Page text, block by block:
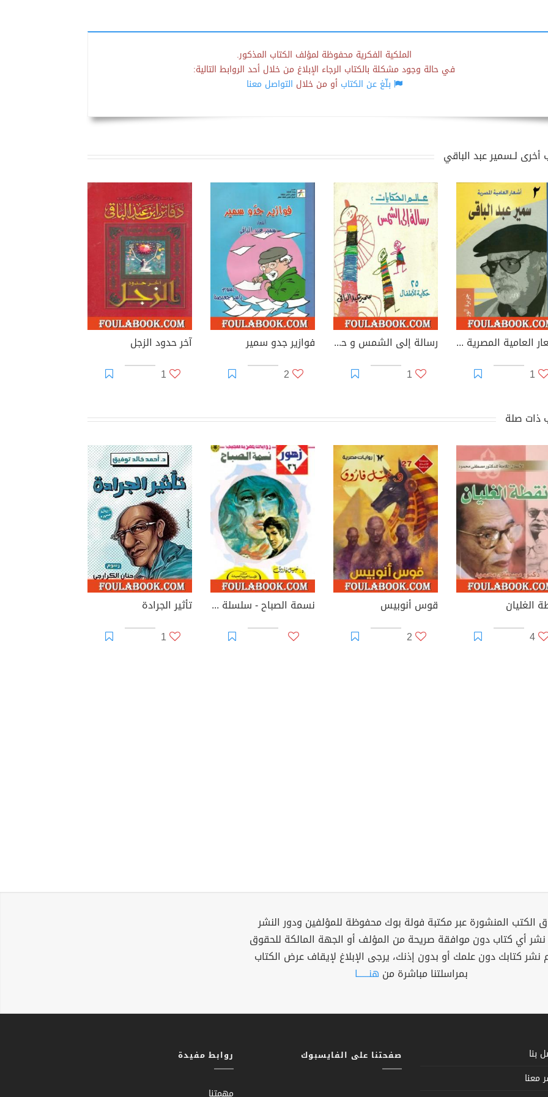
الملكية الفكرية محفوظة لمؤلف الكتاب المذكور.
في حالة وجود مشكلة بالكتاب الرجاء الإبلاغ من خلال أحد الروابط التالية:
بلّغ عن الكتابأو من خلال التواصل معنا
أخرى لـسمير عبد الباقي
أشعار العامية المصرية - الأعمال الكاملة: الجزء الثاني
1
رسالة إلى الشمس و حكايات أخرى - 25 حكاية للأطفال
1
فوازير جدو سمير
2
آخر حدود الزجل
1
ذات صلة
الغليان
4
قوس أنوبيس
2
نسمة الصباح - سلسلة زهور
تأثير الجرادة
1
الكتب المنشورة عبر مكتبة فولة بوك محفوظة للمؤلفين ودور النشر
نشر أي كتاب دون موافقة صريحة من المؤلف أو الجهة المالكة للحقوق
نشر كتابك دون علمك أو بدون إذنك، يرجى الإبلاغ لإيقاف عرض الكتاب
بمراسلتنا مباشرة من هنــــــا
بنا
معنا
صفحتنا على الفايسبوك روابط مفيدة
مهمتنا